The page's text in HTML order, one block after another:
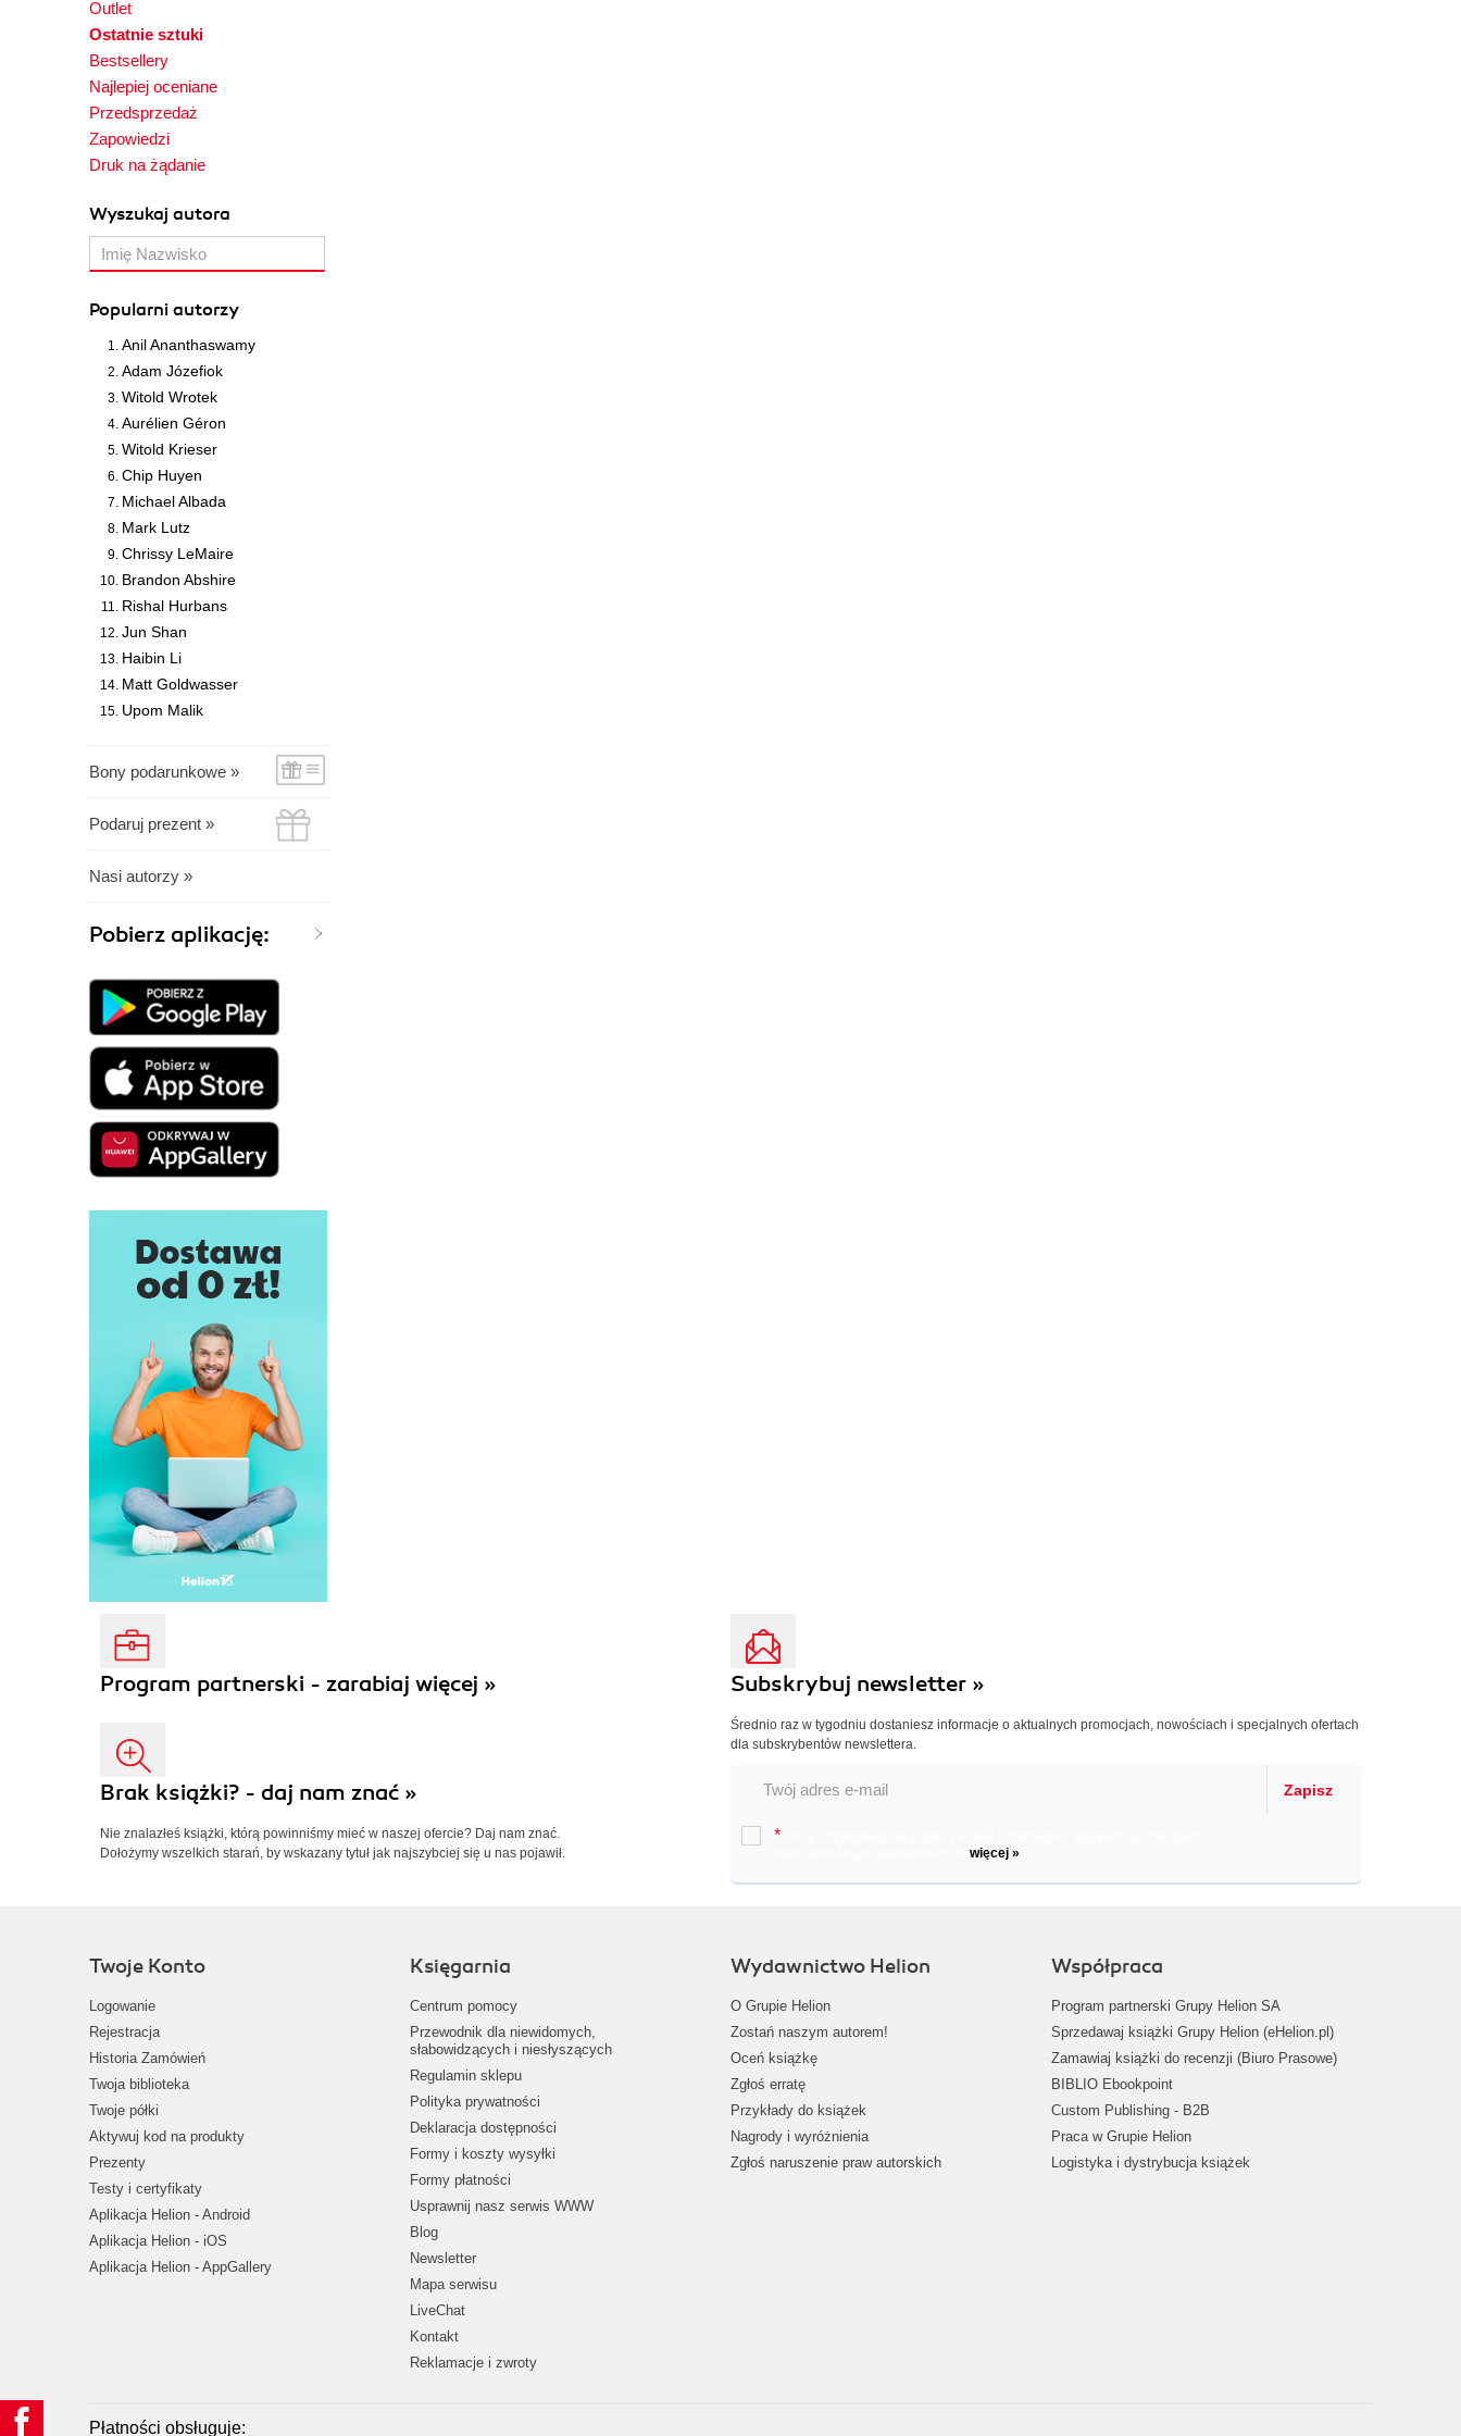
Outlet
Ostatnie sztuki
Bestsellery
Najlepiej oceniane
Przedsprzedaż
Zapowiedzi
Druk na żądanie
Wyszukaj autora
Popularni autorzy
Anil Ananthaswamy
Adam Józefiok
Witold Wrotek
Aurélien Géron
Witold Krieser
Chip Huyen
Michael Albada
Mark Lutz
Chrissy LeMaire
Brandon Abshire
Rishal Hurbans
Jun Shan
Haibin Li
Matt Goldwasser
Upom Malik
Bony podarunkowe »
Podaruj prezent »
Nasi autorzy »
Pobierz aplikację:
Program partnerski - zarabiaj więcej »
Brak książki? - daj nam znać »
Nie znalazłeś książki, którą powinniśmy mieć w naszej ofercie? Daj nam znać.
Dołożymy wszelkich starań, by wskazany tytuł jak najszybciej się u nas pojawił.
Subskrybuj newsletter »
Średnio raz w tygodniu dostaniesz informacje o aktualnych promocjach, nowościach i specjalnych ofertach
dla subskrybentów newslettera.
Zapisz
*
więcej »
Twoje Konto
Logowanie
Rejestracja
Historia Zamówień
Twoja biblioteka
Twoje półki
Aktywuj kod na produkty
Prezenty
Testy i certyfikaty
Aplikacja Helion - Android
Aplikacja Helion - iOS
Aplikacja Helion - AppGallery
Księgarnia
Centrum pomocy
Przewodnik dla niewidomych,
słabowidzących i niesłyszących
Regulamin sklepu
Polityka prywatności
Deklaracja dostępności
Formy i koszty wysyłki
Formy płatności
Usprawnij nasz serwis WWW
Blog
Newsletter
Mapa serwisu
LiveChat
Kontakt
Reklamacje i zwroty
Wydawnictwo Helion
O Grupie Helion
Zostań naszym autorem!
Oceń książkę
Zgłoś erratę
Przykłady do książek
Nagrody i wyróżnienia
Zgłoś naruszenie praw autorskich
Współpraca
Program partnerski Grupy Helion SA
Sprzedawaj książki Grupy Helion (eHelion.pl)
Zamawiaj książki do recenzji (Biuro Prasowe)
BIBLIO Ebookpoint
Custom Publishing - B2B
Praca w Grupie Helion
Logistyka i dystrybucja książek
Płatności obsługuje: